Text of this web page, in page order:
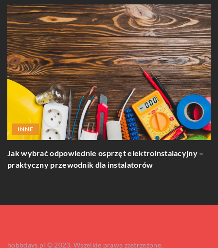
INNE
Jak wybrać odpowiednie osprzęt elektroinstalacyjny –
praktyczny przewodnik dla instalatorów
hobbdays.pl © 2023. Wszelkie prawa zastrzeżone.